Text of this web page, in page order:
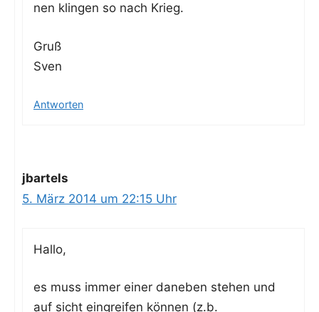
nen klin­gen so nach Krieg.
Gruß
Sven
Antworten
jbartels
5. März 2014 um 22:15 Uhr
Hal­lo,
es muss immer einer dane­ben ste­hen und
auf sicht ein­grei­fen kön­nen (z.b.